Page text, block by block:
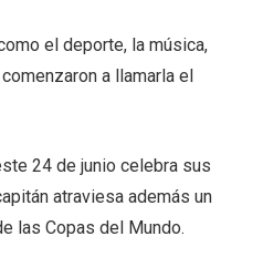
el deporte, la música,
a llamarla el
24 de junio celebra sus
atraviesa además un
las Copas del Mundo.